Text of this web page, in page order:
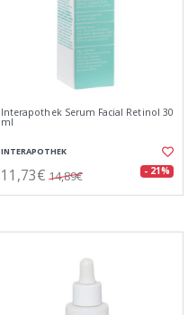
Interapothek Serum Facial Retinol 30
ml
INTERAPOTHEK
11,73€ 14,89€ - 21%